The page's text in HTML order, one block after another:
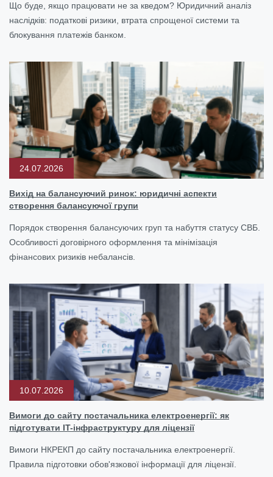
Що буде, якщо працювати не за кведом? Юридичний аналіз
наслідків: податкові ризики, втрата спрощеної системи та
блокування платежів банком.
24.07.2026
Вихід на балансуючий ринок: юридичні аспекти
створення балансуючої групи
Порядок створення балансуючих груп та набуття статусу СВБ.
Особливості договірного оформлення та мінімізація
фінансових ризиків небалансів.
10.07.2026
Вимоги до сайту постачальника електроенергії: як
підготувати IT-інфраструктуру для ліцензії
Вимоги НКРЕКП до сайту постачальника електроенергії.
Правила підготовки обов'язкової інформації для ліцензії.